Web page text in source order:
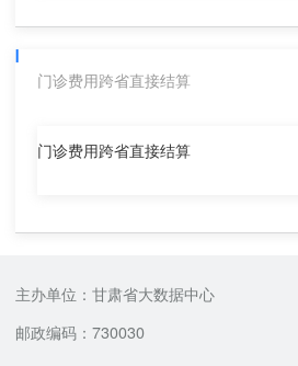
门诊费用跨省直接结算
门诊费用跨省直接结算
主办单位：甘肃省大数据中心
邮政编码：730030